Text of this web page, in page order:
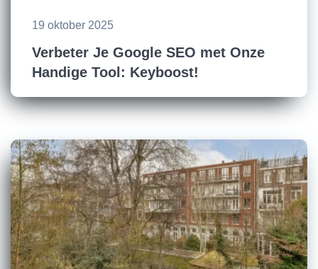
19 oktober 2025
Verbeter Je Google SEO met Onze
Handige Tool: Keyboost!